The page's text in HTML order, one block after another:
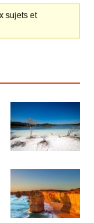
sujets et